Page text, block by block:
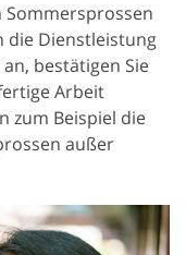
Sommersprossen
die Dienstleistung
bestätigen Sie
Arbeit
zum Beispiel die
außer